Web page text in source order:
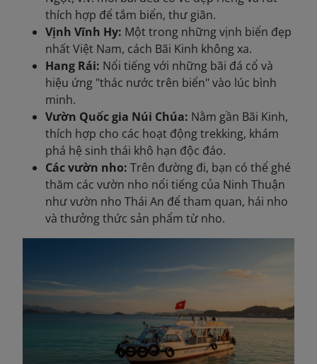
thích hợp để tắm biển, thư giãn.
Vịnh Vĩnh Hy: Một trong những vịnh biển đẹp
nhất Việt Nam, cách Bãi Kinh không xa.
Hang Rái: Nổi tiếng với những bãi đá cổ và
hiệu ứng "thác nước trên biển" vào lúc bình
minh.
Vườn Quốc gia Núi Chúa: Nằm gần Bãi Kinh,
thích hợp cho các hoạt động trekking, khám
phá hệ sinh thái khô hạn độc đáo.
Các vườn nho: Trên đường đi, bạn có thể ghé
thăm các vườn nho nổi tiếng của Ninh Thuận
như vườn nho Thái An để tham quan, hái nho
và thưởng thức sản phẩm từ nho.